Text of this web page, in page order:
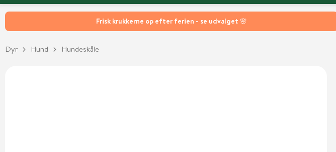
Frisk krukkerne op efter ferien - se udvalget 🌸
Dyr Hund Hundeskåle